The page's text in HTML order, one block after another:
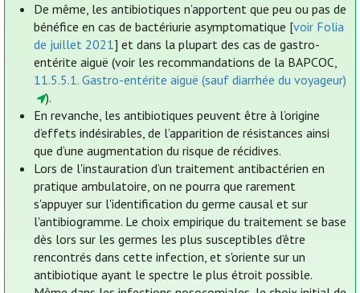
De même, les antibiotiques n’apportent que peu ou pas de
bénéfice en cas de bactériurie asymptomatique [voir Folia
de juillet 2021] et dans la plupart des cas de gastro-
entérite aiguë (voir les recommandations de la BAPCOC,
11.5.5.1. Gastro-entérite aiguë (sauf diarrhée du voyageur)
).
En revanche, les antibiotiques peuvent être à l’origine
d’effets indésirables, de l’apparition de résistances ainsi
que d’une augmentation du risque de récidives.
Lors de l'instauration d’un traitement antibactérien en
pratique ambulatoire, on ne pourra que rarement
s'appuyer sur l'identification du germe causal et sur
l'antibiogramme. Le choix empirique du traitement se base
dès lors sur les germes les plus susceptibles d’être
rencontrés dans cette infection, et s'oriente sur un
antibiotique ayant le spectre le plus étroit possible.